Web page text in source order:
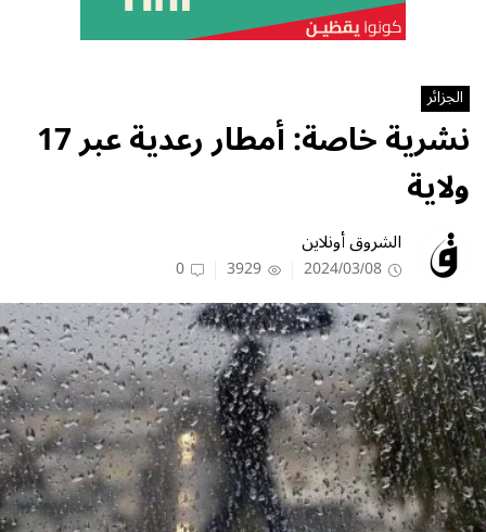
الجزائر
نشرية خاصة: أمطار رعدية عبر 17
ولاية
الشروق أونلاين
2024/03/08
3929
0